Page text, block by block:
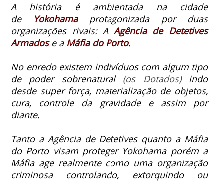
A história é ambientada na cidade
de
Yokohamaprotagonizada por duas
organizações rivais: A Agência de Detetives
Armadose a Máfia do Porto.
No enredo existem indivíduos com algum tipo
de poder sobrenatural (os Dotados) indo
desde super força, materialização de objetos,
cura, controle da gravidade e assim por
diante.
Tanto a Agência de Detetives quanto a Máfia
do Porto visam proteger Yokohama porém a
Máfia age realmente como uma organização
criminosa controlando, extorquindo ou